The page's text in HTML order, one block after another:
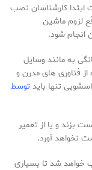
ابتدا کارشناسان نصب
لزوم ماشین
انجام شود.
به مانند وسایل
از فناوری های مدرن و
تنها بایدتوسط
بزند و یا از تعمیر
نخواهد آورد.
خواهد شد تا بسیاری